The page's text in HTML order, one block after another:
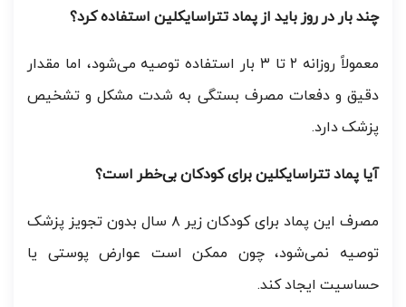
چند بار در روز باید از پماد تتراسایکلین استفاده کرد؟
معمولاً روزانه ۲ تا ۳ بار استفاده توصیه می‌شود، اما مقدار
دقیق و دفعات مصرف بستگی به شدت مشکل و تشخیص
پزشک دارد.
آیا پماد تتراسایکلین برای کودکان بی‌خطر است؟
مصرف این پماد برای کودکان زیر ۸ سال بدون تجویز پزشک
توصیه نمی‌شود، چون ممکن است عوارض پوستی یا
حساسیت ایجاد کند.